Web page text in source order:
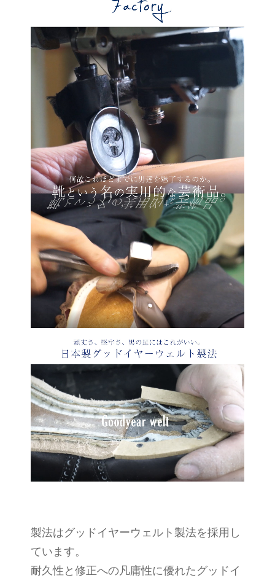
製法はグッドイヤーウェルト製法を採用し
ています。
耐久性と修正への凡庸性に優れたグッドイ